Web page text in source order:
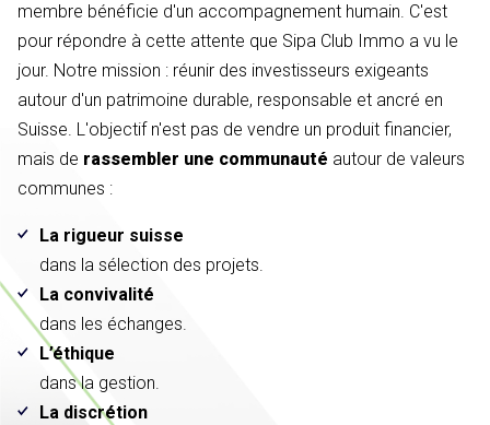
membre bénéficie d'un accompagnement humain. C'est
pour répondre à cette attente que Sipa Club Immo a vu le
jour. Notre mission : réunir des investisseurs exigeants
autour d'un patrimoine durable, responsable et ancré en
Suisse. L'objectif n'est pas de vendre un produit financier,
mais de rassembler une communauté autour de valeurs
communes :
La rigueur suisse
dans la sélection des projets.
La convivalité
dans les échanges.
L’éthique
dans la gestion.
La discrétion